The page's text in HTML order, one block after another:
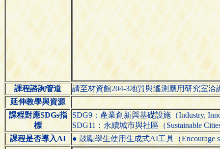
課程諮詢管道
請至材資館204-3地質與遙測應用研究室洽
延伸教學與資源
課程對應SDGs指
標
SDG9：產業創新與基礎設施（Industry,
SDG11：永續城市與社區（Sustainable
課程是否導入AI
● 鼓勵學生使用生成式AI工具（Encourage